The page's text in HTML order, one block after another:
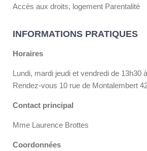
Accès aux droits, logement Parentalité
INFORMATIONS PRATIQUES
Horaires
Lundi, mardi jeudi et vendredi de 13h30
Rendez-vous 10 rue de Montalembert
Contact principal
Mme Laurence Brottes
Coordonnées